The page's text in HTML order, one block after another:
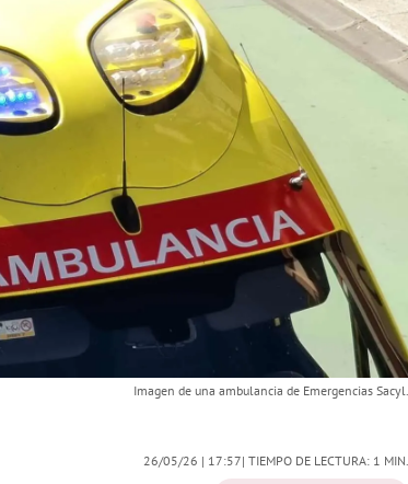
Imagen de una ambulancia de Emergencias Sacyl.
26/05/26 | 17:57| TIEMPO DE LECTURA: 1 MIN.